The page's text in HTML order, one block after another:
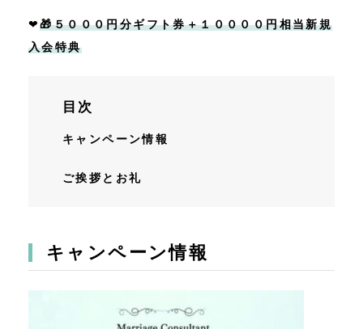
❤🎁５０００円分ギフト券＋１００００円相当新規
入会特典
目次
キャンペーン情報
ご挨拶とお礼
キャンペーン情報